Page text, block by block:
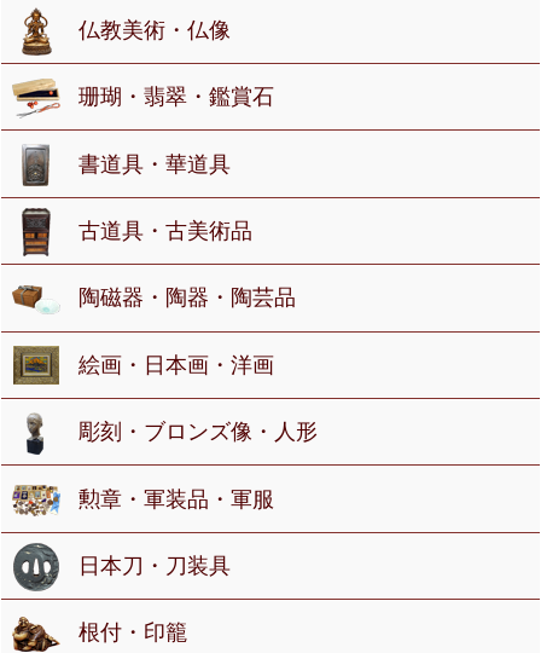
仏教美術・仏像
珊瑚・翡翠・鑑賞石
書道具・華道具
古道具・古美術品
陶磁器・陶器・陶芸品
絵画・日本画・洋画
彫刻・ブロンズ像・人形
勲章・軍装品・軍服
日本刀・刀装具
根付・印籠